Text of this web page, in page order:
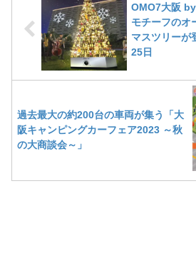
OMO7大阪
モチーフのオ
マスツリーが
25日
過去最大の約200台の車両が集う「大
阪キャンピングカーフェア2023 ～秋
の大商談会～」